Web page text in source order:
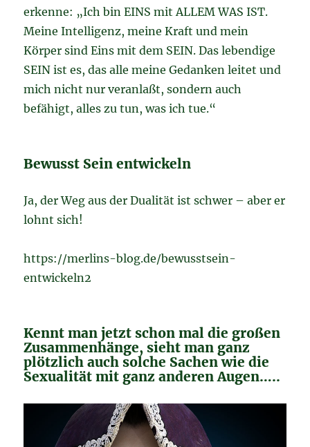
erkenne: „Ich bin EINS mit ALLEM WAS IST.
Meine Intelligenz, meine Kraft und mein
Körper sind Eins mit dem SEIN. Das lebendige
SEIN ist es, das alle meine Gedanken leitet und
mich nicht nur veranlaßt, sondern auch
befähigt, alles zu tun, was ich tue.“
Bewusst Sein entwickeln
Ja, der Weg aus der Dualität ist schwer – aber er
lohnt sich!
https://merlins-blog.de/bewusstsein-
entwickeln2
Kennt man jetzt schon mal die großen
Zusammenhänge, sieht man ganz
plötzlich auch solche Sachen wie die
Sexualität mit ganz anderen Augen…..